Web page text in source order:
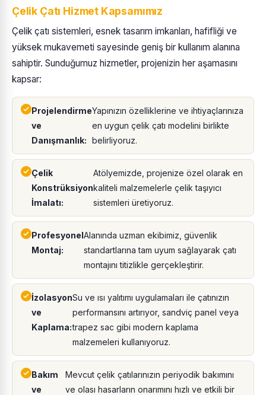
Çelik Çatı Hizmet Kapsamımız
Çelik çatı sistemleri, esnek tasarım imkanları, hafifliği ve
yüksek mukavemeti sayesinde geniş bir kullanım alanına
sahiptir. Sunduğumuz hizmetler, projenizin her aşamasını
kapsar:
Projelendirme
ve
Danışmanlık:
Yapınızın özelliklerine ve ihtiyaçlarınıza
en uygun çelik çatı modelini birlikte
belirliyoruz.
Çelik
Konstrüksiyon
İmalatı:
Atölyemizde, projenize özel olarak en
kaliteli malzemelerle çelik taşıyıcı
sistemleri üretiyoruz.
Profesyonel
Montaj:
Alanında uzman ekibimiz, güvenlik
standartlarına tam uyum sağlayarak çatı
montajını titizlikle gerçekleştirir.
İzolasyon
ve
Kaplama:
Su ve ısı yalıtımı uygulamaları ile çatınızın
performansını artırıyor, sandviç panel veya
trapez sac gibi modern kaplama
malzemeleri kullanıyoruz.
Bakım
ve
Mevcut çelik çatılarınızın periyodik bakımını
ve olası hasarların onarımını hızlı ve etkili bir